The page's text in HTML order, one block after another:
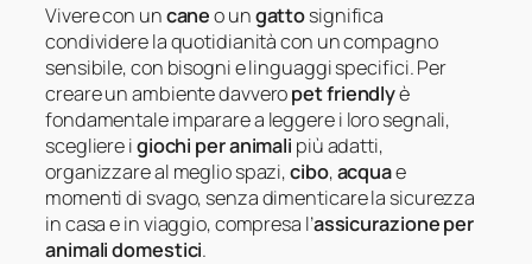
Vivere con uncaneo ungattosignifica
condividere la quotidianità con un compagno
sensibile, con bisogni e linguaggi specifici. Per
creare un ambiente davveropet friendlyè
fondamentale imparare a leggere i loro segnali,
scegliere igiochi per animali più adatti,
organizzare al meglio spazi,cibo,acquae
momenti di svago, senza dimenticare la sicurezza
in casa e in viaggio, compresa l’assicurazione per
animali domestici.